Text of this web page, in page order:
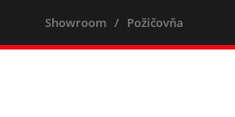
Showroom / Požičovňa